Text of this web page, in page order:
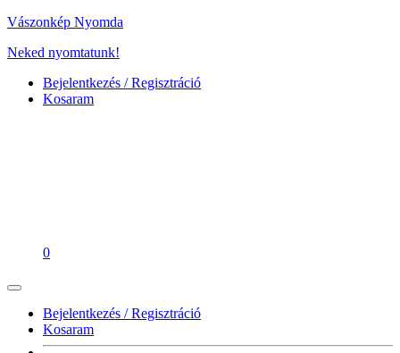
Vászonkép Nyomda
Neked nyomtatunk!
Bejelentkezés / Regisztráció
Kosaram
0
Bejelentkezés / Regisztráció
Kosaram